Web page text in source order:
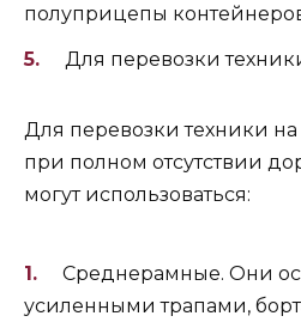
полуприцепы
Для перевозки
Для перевозки техники
при полном отсутствии
могут использоваться:
Среднерамные. Они
усиленными трапами,